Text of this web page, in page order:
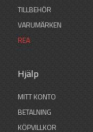
TILLBEHÖR
VARUMÄRKEN
REA
Hjälp
MITT KONTO
BETALNING
KÖPVILLKOR